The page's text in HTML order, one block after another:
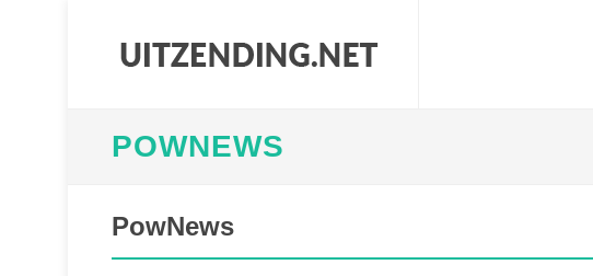
POWNEWS
PowNews